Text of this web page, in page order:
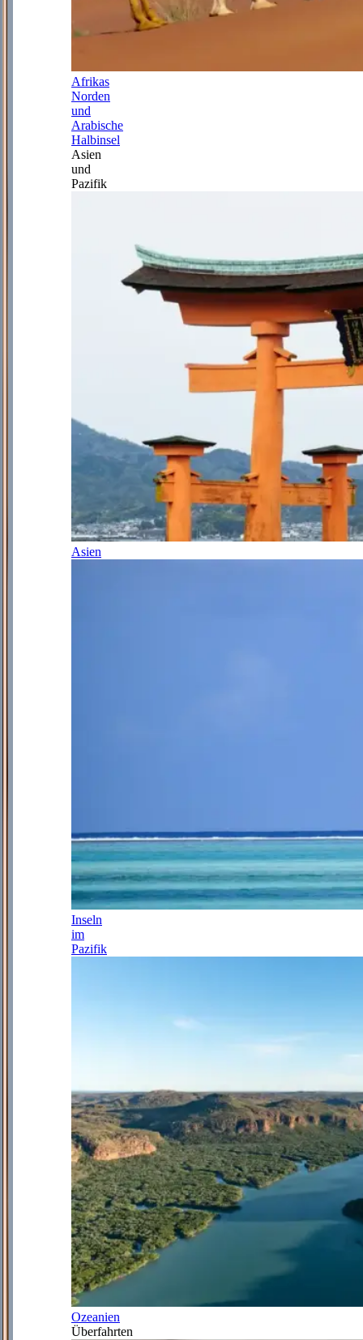
Afrikas
Norden
und
Arabische
Halbinsel
Asien
und
Pazifik
Asien
Inseln
im
Pazifik
Ozeanien
Überfahrten